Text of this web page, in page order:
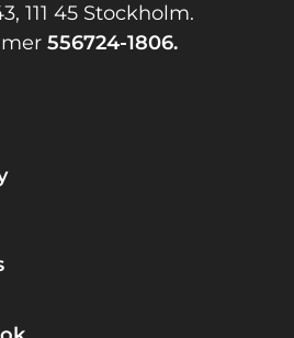
111 45 Stockholm.
556724-1806.